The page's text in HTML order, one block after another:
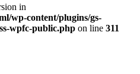
in
wp-content/plugins/gs-
wpfc-public.php on line 311